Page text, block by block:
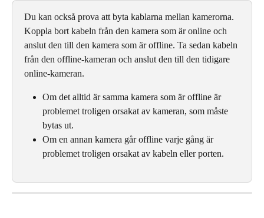
Du kan också prova att byta kablarna mellan kamerorna.
Koppla bort kabeln från den kamera som är online och
anslut den till den kamera som är offline. Ta sedan kabeln
från den offline-kameran och anslut den till den tidigare
online-kameran.
Om det alltid är samma kamera som är offline är
problemet troligen orsakat av kameran, som måste
bytas ut.
Om en annan kamera går offline varje gång är
problemet troligen orsakat av kabeln eller porten.